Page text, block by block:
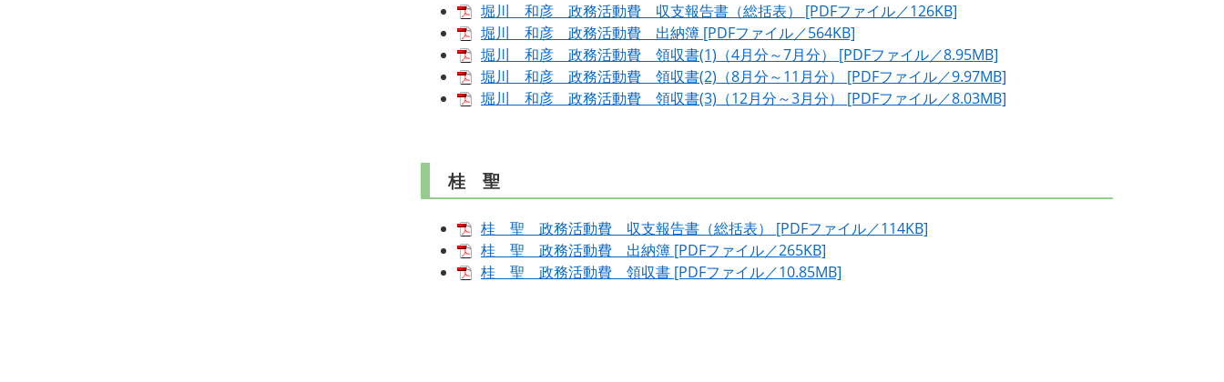
堀川 和彦 政務活動費 収支報告書（総括表） [PDFファイル／126KB]
堀川 和彦 政務活動費 出納簿 [PDFファイル／564KB]
堀川 和彦 政務活動費 領収書(1)（4月分～7月分） [PDFファイル／8.95MB]
堀川 和彦 政務活動費 領収書(2)（8月分～11月分） [PDFファイル／9.97MB]
堀川 和彦 政務活動費 領収書(3)（12月分～3月分） [PDFファイル／8.03MB]
桂 聖
桂 聖 政務活動費 収支報告書（総括表） [PDFファイル／114KB]
桂 聖 政務活動費 出納簿 [PDFファイル／265KB]
桂 聖 政務活動費 領収書 [PDFファイル／10.85MB]